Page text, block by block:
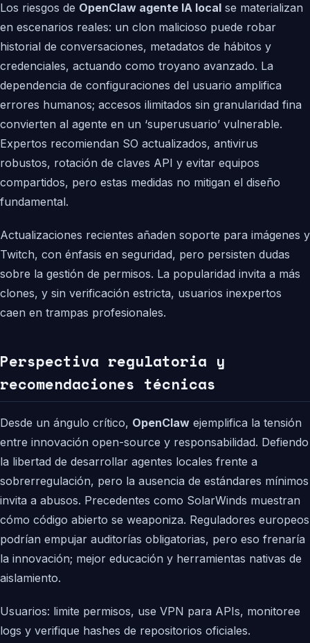
Los riesgos de OpenClaw agente IA local se materializan
en escenarios reales: un clon malicioso puede robar
historial de conversaciones, metadatos de hábitos y
credenciales, actuando como troyano avanzado. La
dependencia de configuraciones del usuario amplifica
errores humanos; accesos ilimitados sin granularidad fina
convierten al agente en un ‘superusuario’ vulnerable.
Expertos recomiendan SO actualizados, antivirus
robustos, rotación de claves API y evitar equipos
compartidos, pero estas medidas no mitigan el diseño
fundamental.
Actualizaciones recientes añaden soporte para imágenes y
Twitch, con énfasis en seguridad, pero persisten dudas
sobre la gestión de permisos. La popularidad invita a más
clones, y sin verificación estricta, usuarios inexpertos
caen en trampas profesionales.
Perspectiva regulatoria y
recomendaciones técnicas
Desde un ángulo crítico, OpenClaw ejemplifica la tensión
entre innovación open-source y responsabilidad. Defiendo
la libertad de desarrollar agentes locales frente a
sobrerregulación, pero la ausencia de estándares mínimos
invita a abusos. Precedentes como SolarWinds muestran
cómo código abierto se weaponiza. Reguladores europeos
podrían empujar auditorías obligatorias, pero eso frenaría
la innovación; mejor educación y herramientas nativas de
aislamiento.
Usuarios: limite permisos, use VPN para APIs, monitoree
logs y verifique hashes de repositorios oficiales.